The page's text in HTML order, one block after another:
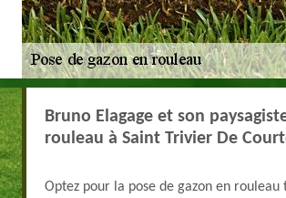
Bruno Elagage et son
rouleau à Saint Trivier De
Optez pour la pose de gazon en